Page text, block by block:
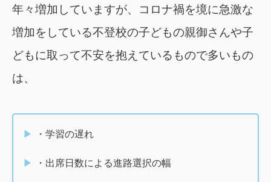
年々増加していますが、コロナ禍を境に急激な
増加をしている不登校の子どもの親御さんや子
どもに取って不安を抱えているもので多いもの
は、
・学習の遅れ
・出席日数による進路選択の幅